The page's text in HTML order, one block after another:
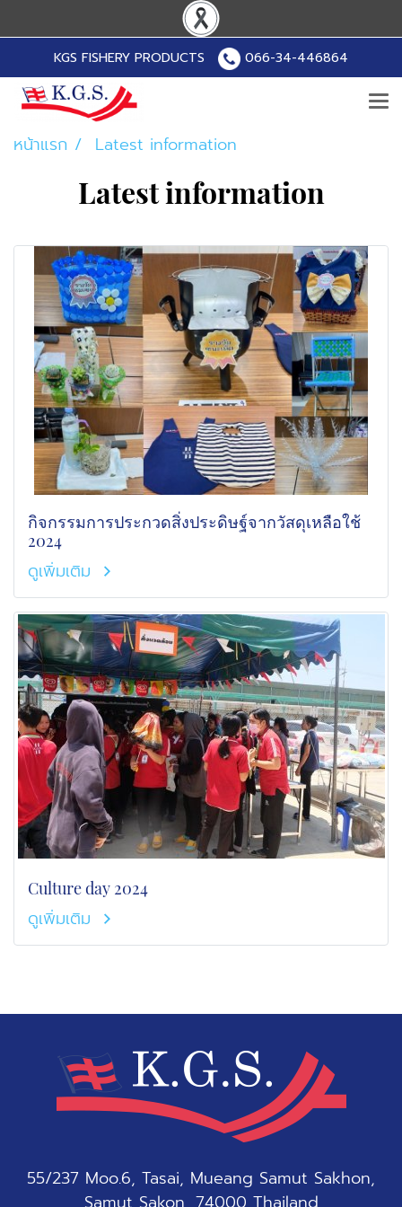
KGS FISHERY PRODUCTS 066-34-446864
หน้าแรก Latest information
Latest information
กิจกรรมการประกวดสิ่งประดิษฐ์จากวัสดุเหลือใช้
2024
ดูเพิ่มเติม
Culture day 2024
ดูเพิ่มเติม
55/237 Moo.6, Tasai, Mueang Samut Sakhon,